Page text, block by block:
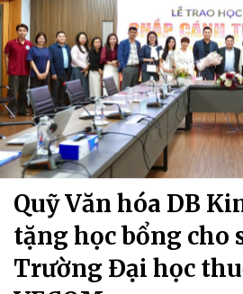
Quỹ Văn hóa DB
tặng học bổng cho
Trường Đại học